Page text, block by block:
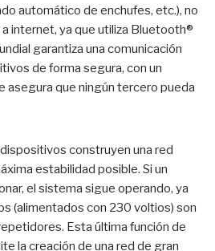
automático de enchufes, etc.), no
internet, ya que utiliza Bluetooth®
garantiza una comunicación
de forma segura, con un
asegura que ningún tercero pueda
construyen una red
estabilidad posible. Si un
el sistema sigue operando, ya
(alimentados con 230 voltios) son
Esta última función de
la creación de una red de gran